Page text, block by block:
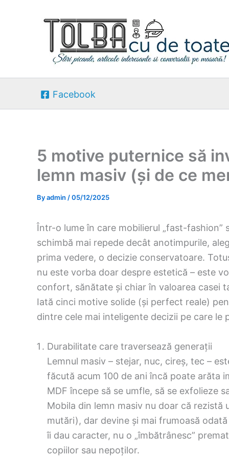
Facebook
5 motive puternice să
lemn masiv (și de ce
Byadmin /05/12/2025
Într-o lume în care mobilierul „fast-
schimbă mai repede decât anotimpurile,
prima vedere, o decizie conservatoare.
nu este vorba doar despre estetică – este
confort, sănătate și chiar în valoarea casei
Iată cinci motive solide (și perfect reale)
dintre cele mai inteligente decizii pe care le
Durabilitate care traversează generații
Lemnul masiv – stejar, nuc, cireș, tec –
făcută acum 100 de ani încă poate arăta
MDF începe să se umfle, să se exfolieze
Mobila din lemn masiv nu doar că rezistă
mutări), dar devine și mai frumoasă
îi dau caracter, nu o „îmbătrânesc”
copiilor sau nepoților.